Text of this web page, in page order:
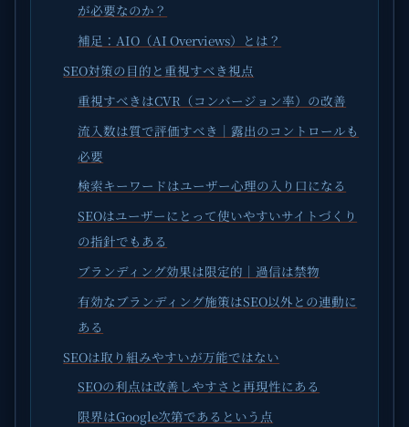
が必要なのか？
補足：AIO（AI Overviews）とは？
SEO対策の目的と重視すべき視点
重視すべきはCVR（コンバージョン率）の改善
流入数は質で評価すべき｜露出のコントロールも
必要
検索キーワードはユーザー心理の入り口になる
SEOはユーザーにとって使いやすいサイトづくり
の指針でもある
ブランディング効果は限定的｜過信は禁物
有効なブランディング施策はSEO以外との連動に
ある
SEOは取り組みやすいが万能ではない
SEOの利点は改善しやすさと再現性にある
限界はGoogle次第であるという点